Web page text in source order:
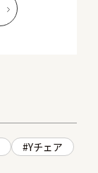
Yチェア